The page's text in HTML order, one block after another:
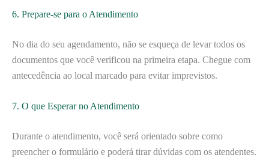
6. Prepare-se para o Atendimento
No dia do seu agendamento, não se esqueça de levar todos os
documentos que você verificou na primeira etapa. Chegue com
antecedência ao local marcado para evitar imprevistos.
7. O que Esperar no Atendimento
Durante o atendimento, você será orientado sobre como
preencher o formulário e poderá tirar dúvidas com os atendentes.